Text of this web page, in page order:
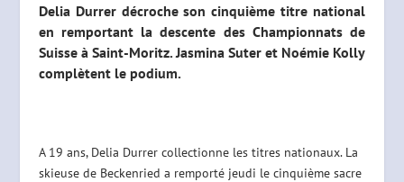
Delia Durrer décroche son cinquième titre national
en remportant la descente des Championnats de
Suisse à Saint-Moritz. Jasmina Suter et Noémie Kolly
complètent le podium.
A 19 ans, Delia Durrer collectionne les titres nationaux. La
skieuse de Beckenried a remporté jeudi le cinquième sacre